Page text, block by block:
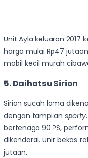
Unit Ayla keluaran 2017
harga mulai Rp47
mobil kecil murah
5. Daihatsu Sirion
Sirion sudah lama
dengan tampilan sporty
bertenaga 90 PS,
dikendarai. Unit bekas
jutaan.